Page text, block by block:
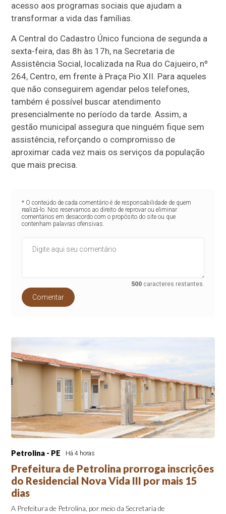
acesso aos programas sociais que ajudam a
transformar a vida das famílias.
A Central do Cadastro Único funciona de segunda a
sexta-feira, das 8h às 17h, na Secretaria de
Assistência Social, localizada na Rua do Cajueiro, nº
264, Centro, em frente à Praça Pio XII. Para aqueles
que não conseguirem agendar pelos telefones,
também é possível buscar atendimento
presencialmente no período da tarde. Assim, a
gestão municipal assegura que ninguém fique sem
assistência, reforçando o compromisso de
aproximar cada vez mais os serviços da população
que mais precisa.
* O conteúdo de cada comentário é de responsabilidade de quem
realizá-lo. Nos reservamos ao direito de reprovar ou eliminar
comentários em desacordo com o propósito do site ou que
contenham palavras ofensivas.
500 caracteres restantes.
Comentar
Petrolina - PE Há 4 horas
Prefeitura de Petrolina prorroga inscrições
do Residencial Nova Vida III por mais 15
dias
A Prefeitura de Petrolina, por meio da Secretaria de